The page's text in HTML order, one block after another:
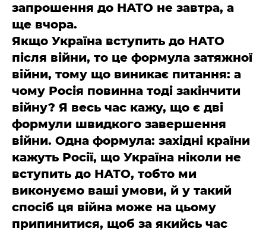
запрошення до НАТО не завтра, а
ще вчора.
Якщо Україна вступить до НАТО
після війни, то це формула затяжної
війни, тому що виникає питання: а
чому Росія повинна тоді закінчити
війну? Я весь час кажу, що є дві
формули швидкого завершення
війни. Одна формула: західні країни
кажуть Росії, що Україна ніколи не
вступить до НАТО, тобто ми
виконуємо ваші умови, й у такий
спосіб ця війна може на цьому
припинитися, щоб за якийсь час